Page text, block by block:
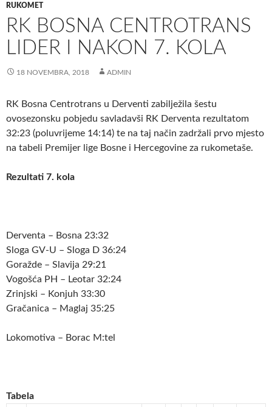
RUKOMET
RK BOSNA CENTROTRANS
LIDER I NAKON 7. KOLA
18 NOVEMBRA, 2018 ADMIN
RK Bosna Centrotrans u Derventi zabilježila šestu
ovosezonsku pobjedu savladavši RK Derventa rezultatom
32:23 (poluvrijeme 14:14) te na taj način zadržali prvo mjesto
na tabeli Premijer lige Bosne i Hercegovine za rukometaše.
Rezultati 7. kola
Derventa – Bosna 23:32
Sloga GV-U – Sloga D 36:24
Goražde – Slavija 29:21
Vogošća PH – Leotar 32:24
Zrinjski – Konjuh 33:30
Gračanica – Maglaj 35:25
Lokomotiva – Borac M:tel
Tabela